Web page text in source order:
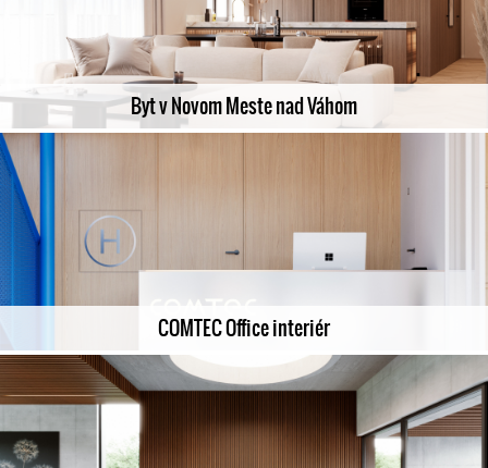
Byt v Novom Meste nad Váhom
COMTEC Office interiér